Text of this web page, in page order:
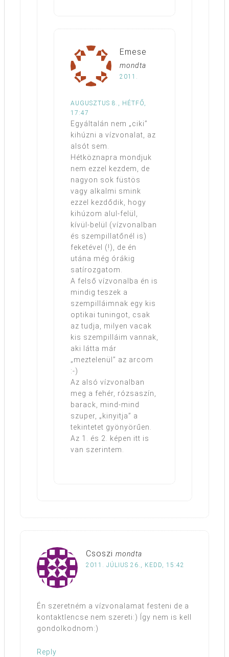
Emese
mondta
2011.
AUGUSZTUS 8., HÉTFŐ,
17:47
Egyáltalán nem „ciki”
kihúzni a vízvonalat, az
alsót sem.
Hétköznapra mondjuk
nem ezzel kezdem, de
nagyon sok füstös
vagy alkalmi smink
ezzel kezdődik, hogy
kihúzom alul-felül,
kívül-belül (vízvonalban
és szempillatőnél is)
feketével (!), de én
utána még órákig
satírozgatom.
A felső vízvonalba én is
mindig teszek a
szempilláimnak egy kis
optikai tuningot, csak
az tudja, milyen vacak
kis szempilláim vannak,
aki látta már
„meztelenül” az arcom
:-)
Az alsó vízvonalban
meg a fehér, rózsaszín,
barack, mind-mind
szuper, „kinyitja” a
tekintetet gyönyörűen.
Az 1. és 2. képen itt is
van szerintem.
Csoszi mondta
2011. JÚLIUS 26., KEDD, 15:42
Én szeretném a vízvonalamat festeni de a
kontaktlencse nem szereti:) Így nem is kell
gondolkodnom:)
Reply